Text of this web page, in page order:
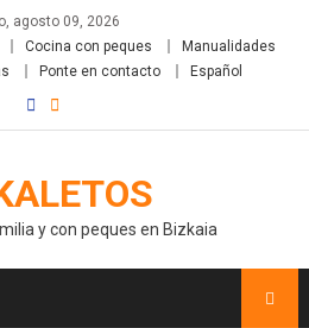
agosto 09, 2026
Cocina con peques
Manualidades
Ponte en contacto Español
y con peques en Bizkaia